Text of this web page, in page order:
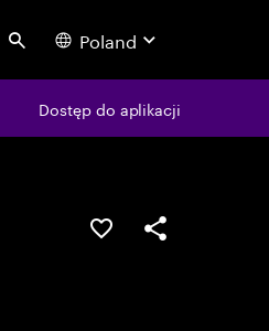
Search Poland
Dostęp do aplikacji
GuardarPartilhar